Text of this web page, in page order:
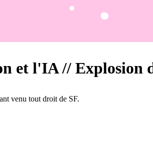
et l'IA // Explosion
venu tout droit de SF.